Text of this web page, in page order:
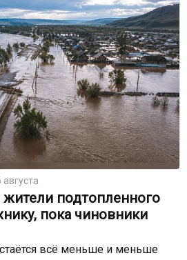
августа
жители подтопленного
пока чиновники
всё меньше и меньше